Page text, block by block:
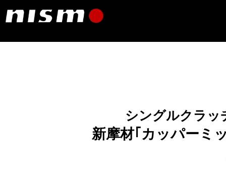
シングルクラッ
新摩材｢カッパーミ